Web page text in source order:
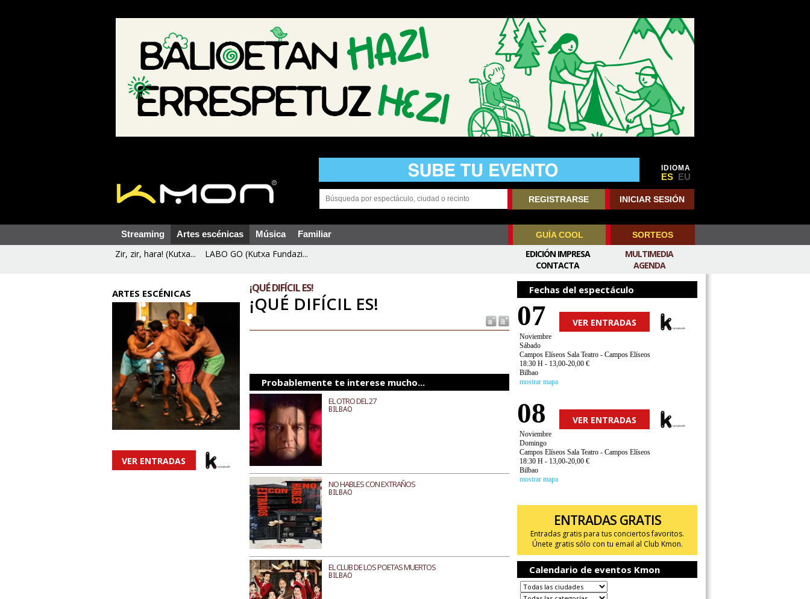
IDIOMA
ES EU
REGISTRARSE INICIAR SESIÓN
Streaming Artes escénicas Música Familiar GUÍA COOL SORTEOS
Zir, zir, hara! (Kutxa... LABO GO (Kutxa Fundazi...
MULTIMEDIA
AGENDA
EDICIÓN IMPRESA
CONTACTA
ARTES ESCÉNICAS
VER ENTRADAS
¡QUÉ DIFÍCIL ES!
¡QUÉ DIFÍCIL ES!
Probablemente te interese mucho...
EL OTRO DEL 27
BILBAO
NO HABLES CON EXTRAÑOS
BILBAO
EL CLUB DE LOS POETAS MUERTOS
BILBAO
Fechas del espectáculo
07 VER ENTRADAS
Noviembre
Sábado
Campos Elíseos Sala Teatro - Campos Elíseos
18:30 H - 13,00-20,00 €
Bilbao
mostrar mapa
08 VER ENTRADAS
Noviembre
Domingo
Campos Elíseos Sala Teatro - Campos Elíseos
18:30 H - 13,00-20,00 €
Bilbao
mostrar mapa
ENTRADAS GRATIS
Entradas gratis para tus conciertos favoritos.
Únete gratis sólo con tu email al Club Kmon.
Calendario de eventos Kmon